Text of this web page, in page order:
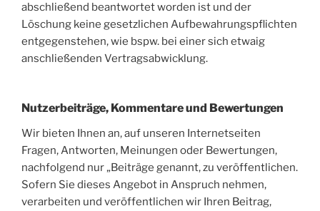
abschließend beantwortet worden ist und der
Löschung keine gesetzlichen Aufbewahrungspflichten
entgegenstehen, wie bspw. bei einer sich etwaig
anschließenden Vertragsabwicklung.
Nutzerbeiträge, Kommentare und Bewertungen
Wir bieten Ihnen an, auf unseren Internetseiten
Fragen, Antworten, Meinungen oder Bewertungen,
nachfolgend nur „Beiträge genannt, zu veröffentlichen.
Sofern Sie dieses Angebot in Anspruch nehmen,
verarbeiten und veröffentlichen wir Ihren Beitrag,